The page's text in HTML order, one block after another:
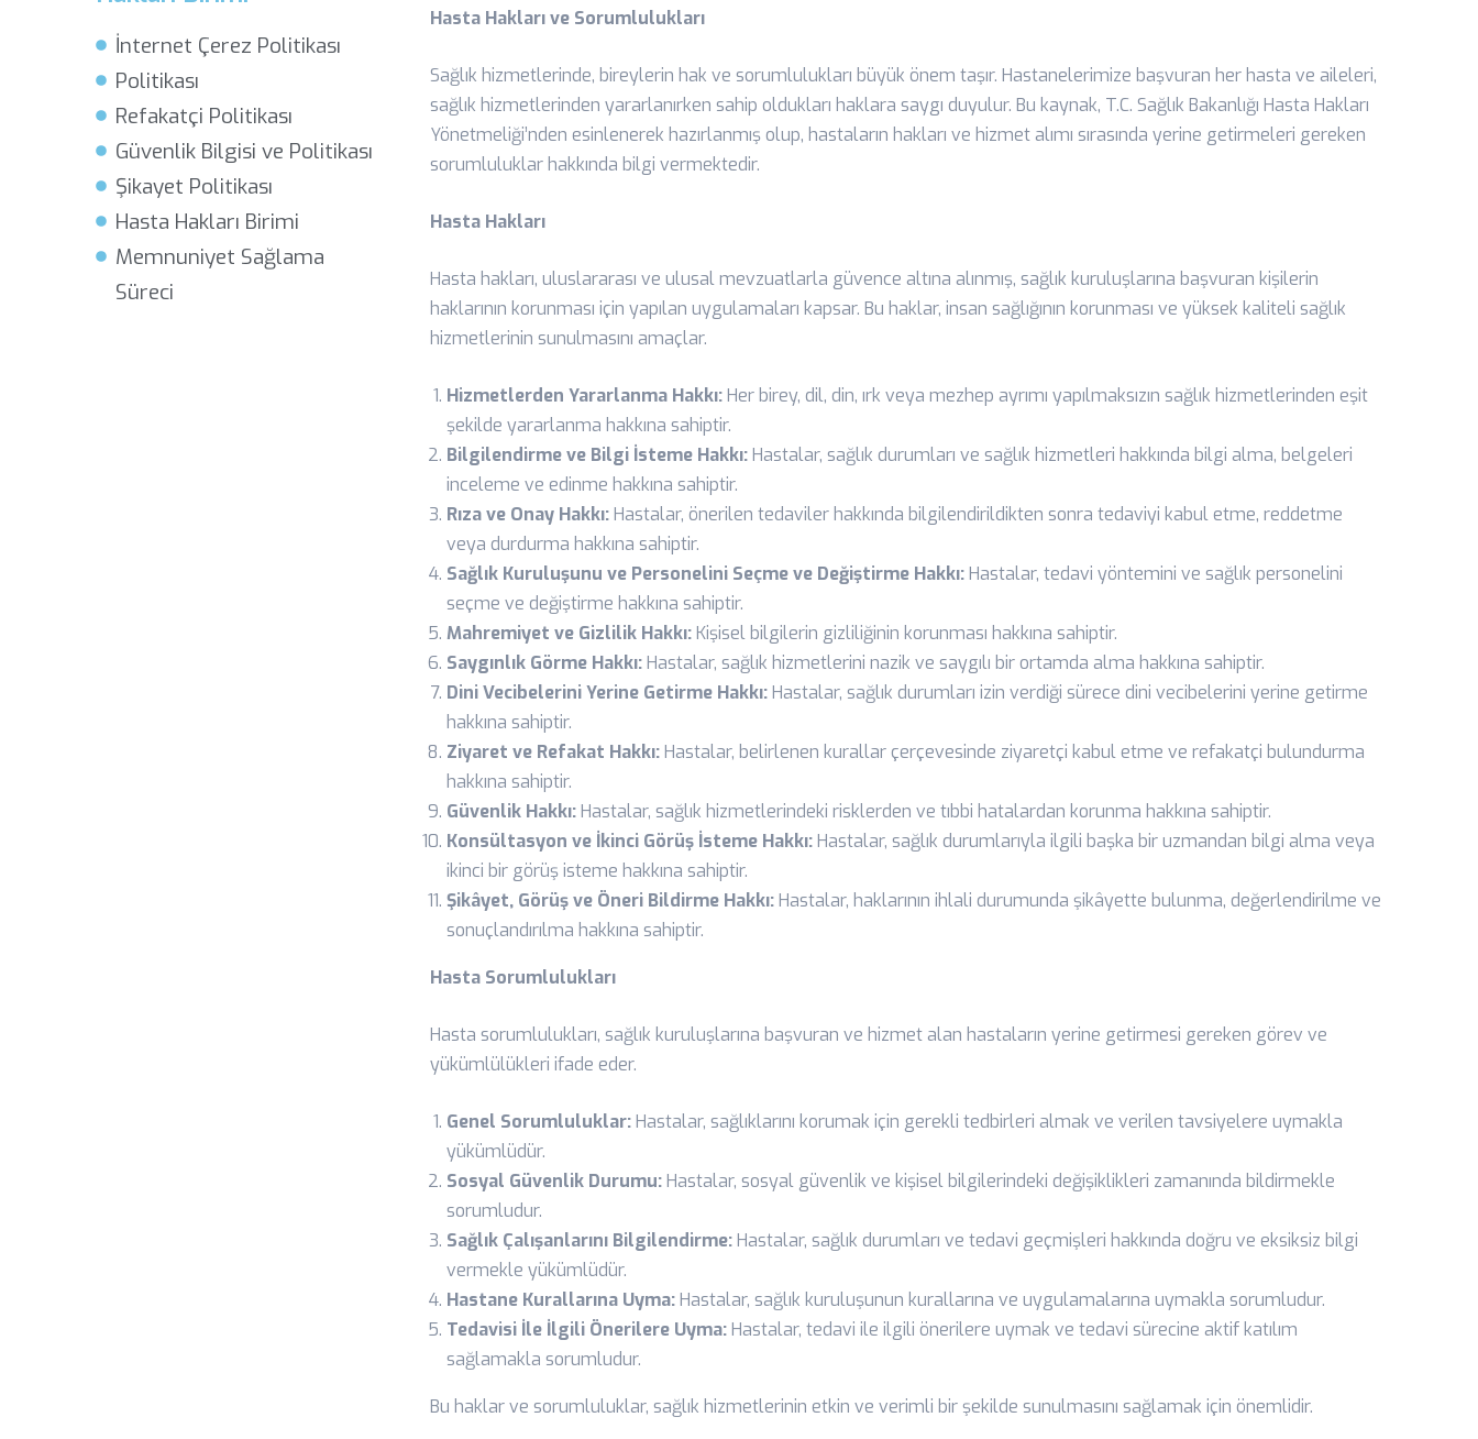
İnternet Çerez Politikası
Politikası
Refakatçi Politikası
Güvenlik Bilgisi ve Politikası
Şikayet Politikası
Hasta Hakları Birimi
Memnuniyet Sağlama
Süreci
Hasta Hakları ve Sorumlulukları
Sağlık hizmetlerinde, bireylerin hak ve sorumlulukları büyük önem taşır. Hastanelerimize başvuran her hasta ve aileleri,
sağlık hizmetlerinden yararlanırken sahip oldukları haklara saygı duyulur. Bu kaynak, T.C. Sağlık Bakanlığı Hasta Hakları
Yönetmeliği’nden esinlenerek hazırlanmış olup, hastaların hakları ve hizmet alımı sırasında yerine getirmeleri gereken
sorumluluklar hakkında bilgi vermektedir.
Hasta Hakları
Hasta hakları, uluslararası ve ulusal mevzuatlarla güvence altına alınmış, sağlık kuruluşlarına başvuran kişilerin
haklarının korunması için yapılan uygulamaları kapsar. Bu haklar, insan sağlığının korunması ve yüksek kaliteli sağlık
hizmetlerinin sunulmasını amaçlar.
Hizmetlerden Yararlanma Hakkı:Her birey, dil, din, ırk veya mezhep ayrımı yapılmaksızın sağlık hizmetlerinden eşit
şekilde yararlanma hakkına sahiptir.
Bilgilendirme ve Bilgi İsteme Hakkı:Hastalar, sağlık durumları ve sağlık hizmetleri hakkında bilgi alma, belgeleri
inceleme ve edinme hakkına sahiptir.
Rıza ve Onay Hakkı:Hastalar, önerilen tedaviler hakkında bilgilendirildikten sonra tedaviyi kabul etme, reddetme
veya durdurma hakkına sahiptir.
Sağlık Kuruluşunu ve Personelini Seçme ve Değiştirme Hakkı:Hastalar, tedavi yöntemini ve sağlık personelini
seçme ve değiştirme hakkına sahiptir.
Mahremiyet ve Gizlilik Hakkı:Kişisel bilgilerin gizliliğinin korunması hakkına sahiptir.
Saygınlık Görme Hakkı:Hastalar, sağlık hizmetlerini nazik ve saygılı bir ortamda alma hakkına sahiptir.
Dini Vecibelerini Yerine Getirme Hakkı:Hastalar, sağlık durumları izin verdiği sürece dini vecibelerini yerine getirme
hakkına sahiptir.
Ziyaret ve Refakat Hakkı:Hastalar, belirlenen kurallar çerçevesinde ziyaretçi kabul etme ve refakatçi bulundurma
hakkına sahiptir.
Güvenlik Hakkı:Hastalar, sağlık hizmetlerindeki risklerden ve tıbbi hatalardan korunma hakkına sahiptir.
Konsültasyon ve İkinci Görüş İsteme Hakkı:Hastalar, sağlık durumlarıyla ilgili başka bir uzmandan bilgi alma veya
ikinci bir görüş isteme hakkına sahiptir.
Şikâyet, Görüş ve Öneri Bildirme Hakkı:Hastalar, haklarının ihlali durumunda şikâyette bulunma, değerlendirilme ve
sonuçlandırılma hakkına sahiptir.
Hasta Sorumlulukları
Hasta sorumlulukları, sağlık kuruluşlarına başvuran ve hizmet alan hastaların yerine getirmesi gereken görev ve
yükümlülükleri ifade eder.
Genel Sorumluluklar:Hastalar, sağlıklarını korumak için gerekli tedbirleri almak ve verilen tavsiyelere uymakla
yükümlüdür.
Sosyal Güvenlik Durumu:Hastalar, sosyal güvenlik ve kişisel bilgilerindeki değişiklikleri zamanında bildirmekle
sorumludur.
Sağlık Çalışanlarını Bilgilendirme:Hastalar, sağlık durumları ve tedavi geçmişleri hakkında doğru ve eksiksiz bilgi
vermekle yükümlüdür.
Hastane Kurallarına Uyma:Hastalar, sağlık kuruluşunun kurallarına ve uygulamalarına uymakla sorumludur.
Tedavisi İle İlgili Önerilere Uyma:Hastalar, tedavi ile ilgili önerilere uymak ve tedavi sürecine aktif katılım
sağlamakla sorumludur.
Bu haklar ve sorumluluklar, sağlık hizmetlerinin etkin ve verimli bir şekilde sunulmasını sağlamak için önemlidir.